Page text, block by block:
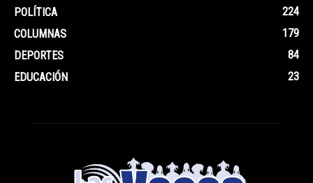
POLÍTICA
224
COLUMNAS
179
DEPORTES
84
EDUCACIÓN
23